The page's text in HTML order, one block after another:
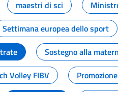
maestri di sci
Settimana europea dello sport
Sostegno alla
Volley FIBV